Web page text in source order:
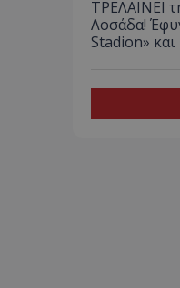
ΤΡΕΛΑΙΝΕΙ
Λοσάδα!
Stadion»